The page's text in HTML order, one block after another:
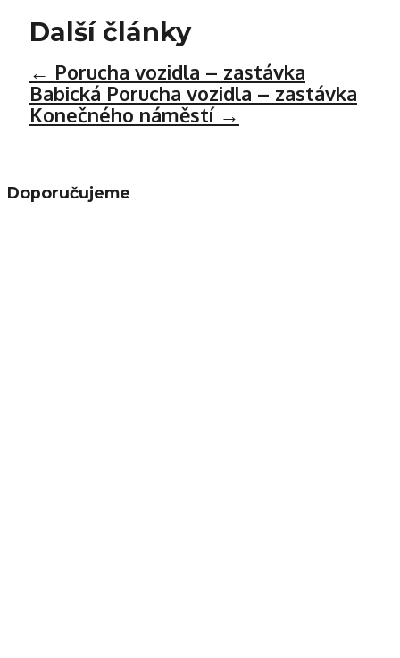
Další články
← Porucha vozidla – zastávka
Babická Porucha vozidla – zastávka
Konečného náměstí→
Doporučujeme